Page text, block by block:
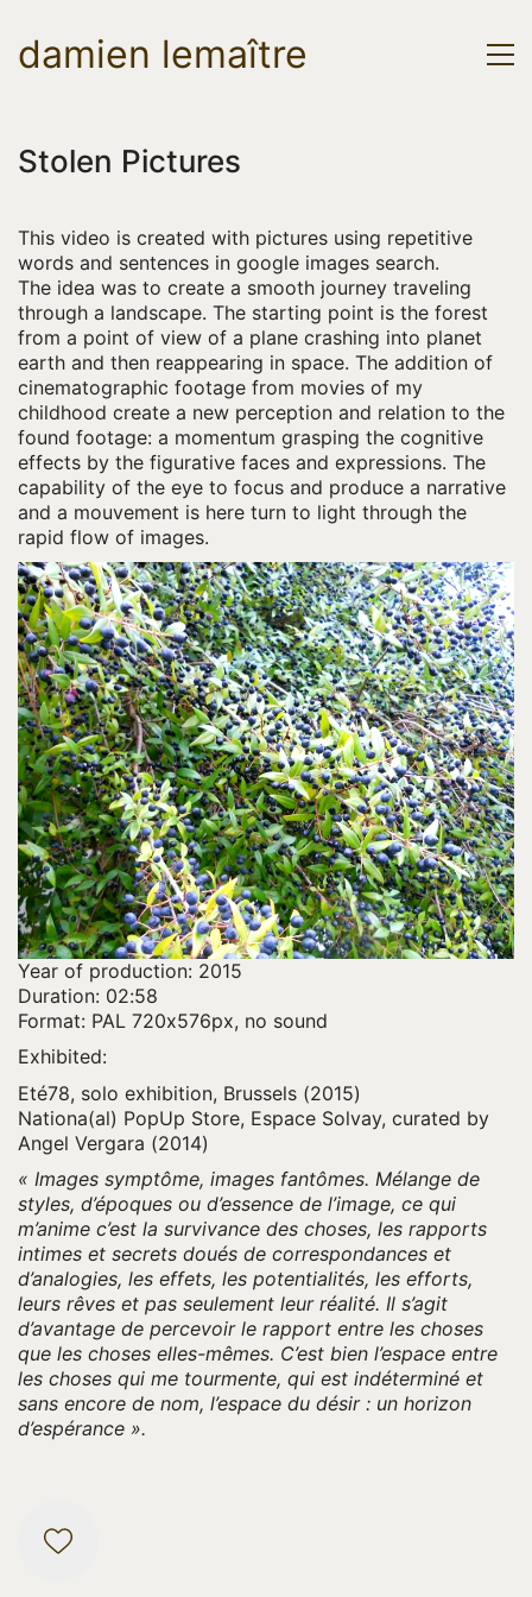
damien lemaître
Stolen Pictures
This video is created with pictures using repetitive
words and sentences in google images search.
The idea was to create a smooth journey traveling
through a landscape. The starting point is the forest
from a point of view of a plane crashing into planet
earth and then reappearing in space. The addition of
cinematographic footage from movies of my
childhood create a new perception and relation to the
found footage: a momentum grasping the cognitive
effects by the figurative faces and expressions. The
capability of the eye to focus and produce a narrative
and a mouvement is here turn to light through the
rapid flow of images.
Year of production: 2015
Duration: 02:58
Format: PAL 720x576px, no sound
Exhibited:
Eté78, solo exhibition, Brussels (2015)
Nationa(al) PopUp Store, Espace Solvay, curated by
Angel Vergara (2014)
« Images symptôme, images fantômes. Mélange de
styles, d’époques ou d’essence de l’image, ce qui
m’anime c’est la survivance des choses, les rapports
intimes et secrets doués de correspondances et
d’analogies, les effets, les potentialités, les efforts,
leurs rêves et pas seulement leur réalité. Il s’agit
d’avantage de percevoir le rapport entre les choses
que les choses elles-mêmes. C’est bien l’espace entre
les choses qui me tourmente, qui est indéterminé et
sans encore de nom, l’espace du désir : un horizon
d’espérance ».